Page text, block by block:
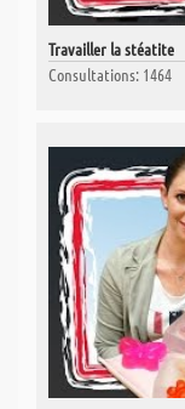
Travailler la stéatite
Consultations: 1464